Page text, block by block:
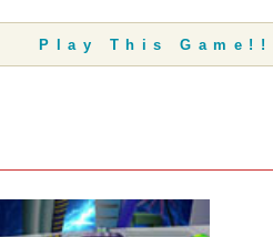
Play This Game!!